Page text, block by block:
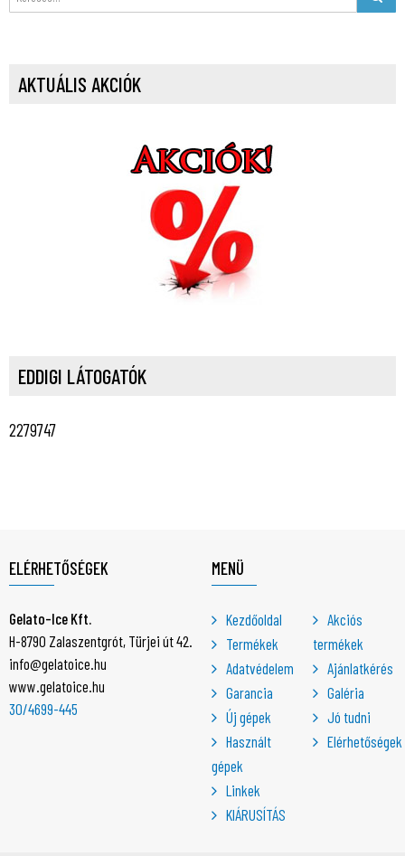
AKTUÁLIS AKCIÓK
EDDIGI LÁTOGATÓK
2279747
ELÉRHETŐSÉGEK
Gelato-Ice Kft.
H-8790 Zalaszentgrót, Türjei út 42.
info@gelatoice.hu
www.gelatoice.hu
30/4699-445
MENÜ
Kezdőoldal
Termékek
Adatvédelem
Garancia
Új gépek
Használt
gépek
Linkek
KIÁRUSÍTÁS
Akciós
termékek
Ajánlatkérés
Galéria
Jó tudni
Elérhetőségek